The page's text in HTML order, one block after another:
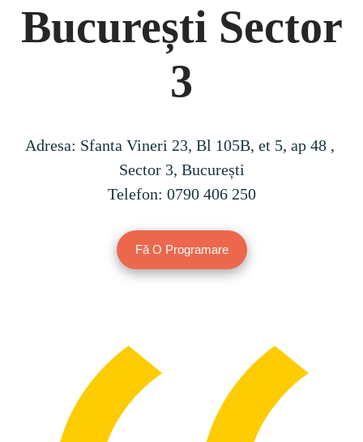
București Sector
3
Adresa: Sfanta Vineri 23, Bl 105B, et 5, ap 48 ,
Sector 3, București
Telefon: 0790 406 250
Fă O Programare